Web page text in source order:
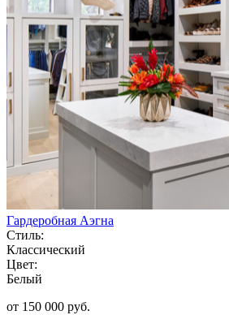
Гардеробная Аэгна
Стиль:
Классический
Цвет:
Белый
от 150 000 руб.